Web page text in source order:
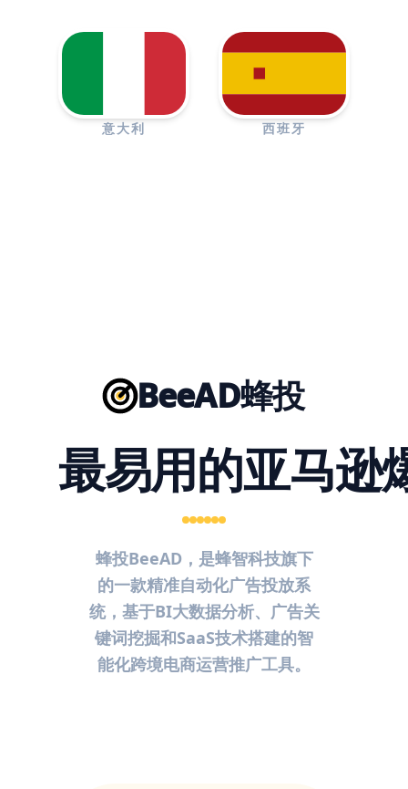
意大利 西班牙
BeeAD蜂投
最易用的亚马逊
蜂投BeeAD，是蜂智科技旗下
的一款精准自动化广告投放系
统，基于BI大数据分析、广告关
键词挖掘和SaaS技术搭建的智
能化跨境电商运营推广工具。